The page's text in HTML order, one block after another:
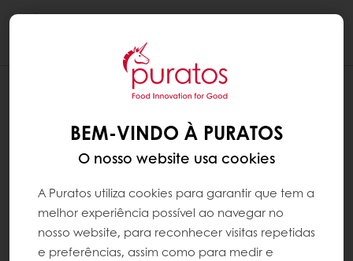
BEM-VINDO À PURATOS
O nosso website usa cookies
A Puratos utiliza cookies para garantir que tem a
melhor experiência possível ao navegar no
nosso website, para reconhecer visitas repetidas
e preferências, assim como para medir e